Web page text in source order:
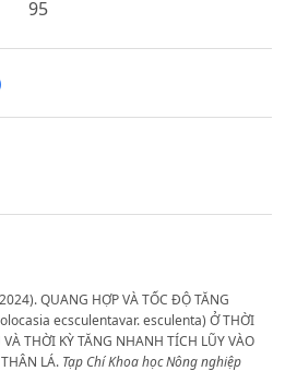
95
QUANG HỢP VÀ TỐC ĐỘ TĂNG
ecsculentavar. esculenta) Ở THỜI
THỜI KỲ TĂNG NHANH TÍCH LŨY VÀO
LÁ. Tạp Chí Khoa học Nông nghiệp